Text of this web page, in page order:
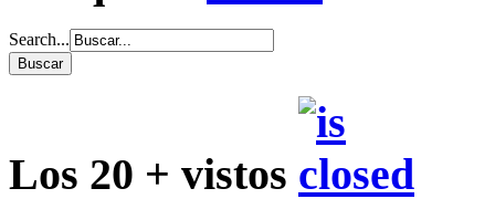
Search...
Los 20 + vistos